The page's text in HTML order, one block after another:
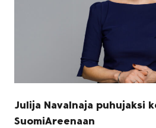
Julija Navalnaja puhujaksi
SuomiAreenaan